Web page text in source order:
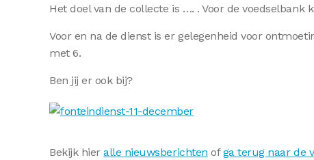
Het doel van de collecte is …. . Voor de voedselbank
Voor en na de dienst is er gelegenheid voor
met 6.
Ben jij er ook bij?
Bekijk hieralle nieuwsberichten ofga terug naar de